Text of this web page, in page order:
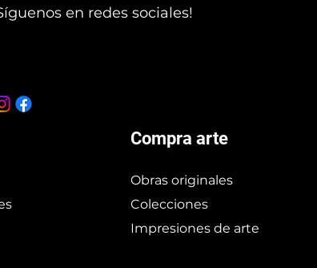
en redes sociales!
Compra arte
Obras originales
Colecciones
Impresiones de arte